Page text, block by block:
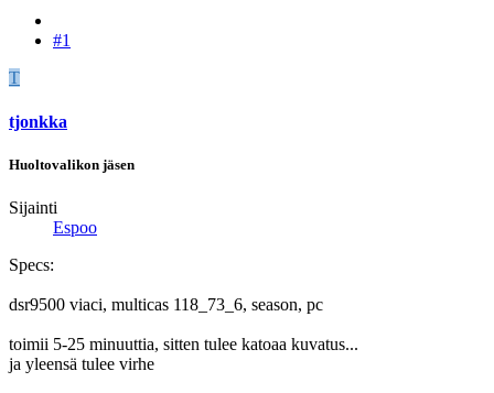
#1
T
tjonkka
Huoltovalikon jäsen
Sijainti
Espoo
Specs:
dsr9500 viaci, multicas 118_73_6, season, pc
toimii 5-25 minuuttia, sitten tulee katoaa kuvatus...
ja yleensä tulee virhe